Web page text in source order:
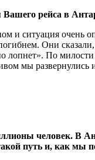
рейса в
и ситуация очень
Они
лопнет». По
мы развернулись
человек. В
путь и, как мы